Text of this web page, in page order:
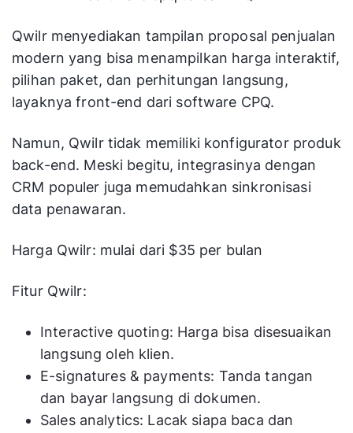
Qwilr menyediakan tampilan proposal penjualan
modern yang bisa menampilkan harga interaktif,
pilihan paket, dan perhitungan langsung,
layaknya front-end dari software CPQ.
Namun, Qwilr tidak memiliki konfigurator produk
back-end. Meski begitu, integrasinya dengan
CRM populer juga memudahkan sinkronisasi
data penawaran.
Harga Qwilr: mulai dari $35 per bulan
Fitur Qwilr:
Interactive quoting: Harga bisa disesuaikan
langsung oleh klien.
E-signatures & payments: Tanda tangan
dan bayar langsung di dokumen.
Sales analytics: Lacak siapa baca dan